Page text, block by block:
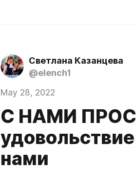
Светлана Казанцева
@elench1
May 28, 2022
С НАМИ
нами